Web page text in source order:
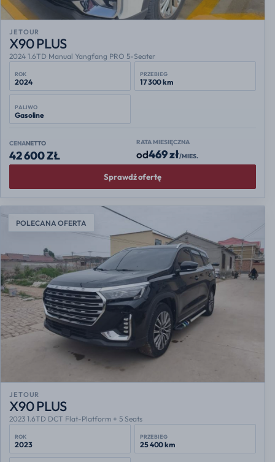
JETOUR
X90 PLUS
2024 1.6TD Manual Yangfang PRO 5-Seater
ROK
2024
PRZEBIEG
17 300 km
PALIWO
Gasoline
CENANETTO
42 600 ZŁ
RATA MIESIĘCZNA
od469 zł/MIES.
Sprawdź ofertę
POLECANA OFERTA
JETOUR
X90 PLUS
2023 1.6TD DCT Flat-Platform + 5 Seats
ROK
2023
PRZEBIEG
25 400 km